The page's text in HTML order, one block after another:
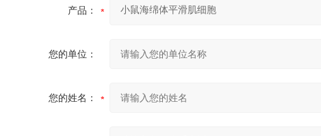
产品：
您的单位：
您的姓名：